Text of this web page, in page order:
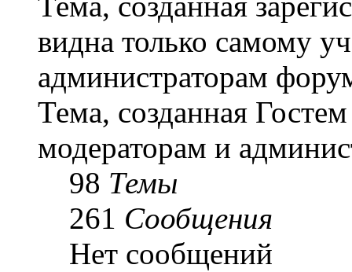
видна только самому
администраторам
Тема, созданная
модераторам и
98 Темы
261 Сообщения
Нет сообщений